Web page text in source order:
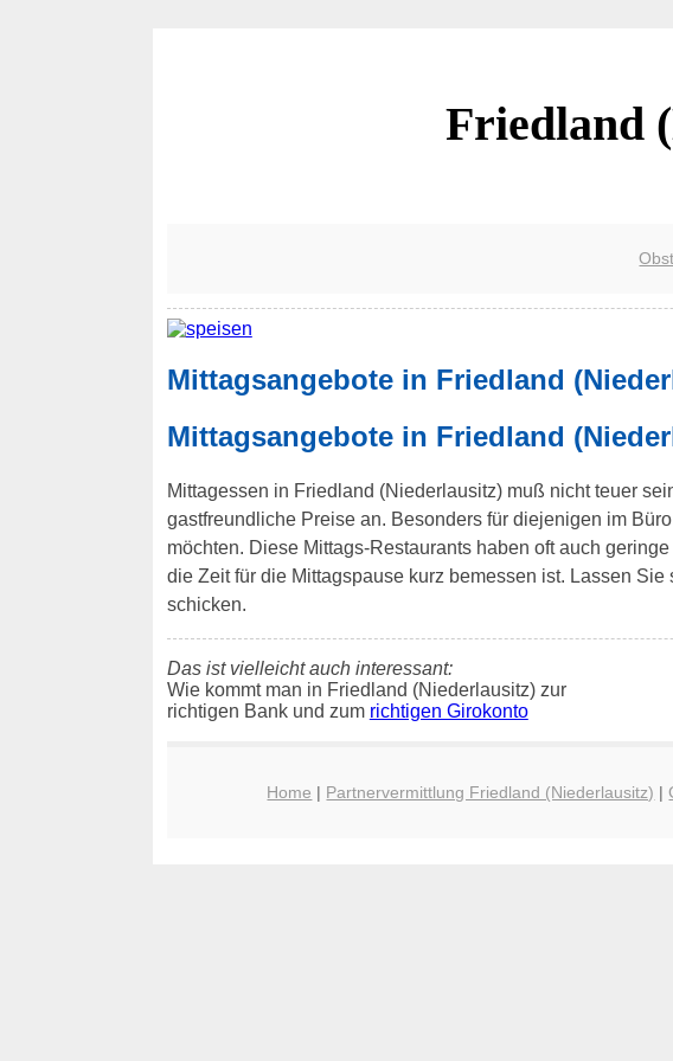
Friedland
Mittagsangebote in Friedland
Mittagsangebote in Friedland
Mittagessen in Friedland (Niederlausitz) muß nicht teuer
gastfreundliche Preise an. Besonders für diejenigen im
möchten. Diese Mittags-Restaurants haben oft auch
die Zeit für die Mittagspause kurz bemessen ist. Lassen
schicken.
Das ist vielleicht auch interessant:
Wie kommt man in Friedland (Niederlausitz) zur
richtigen Bank und zum richtigen Girokonto
Home | Partnervermittlung Friedland (Niederlausitz) |